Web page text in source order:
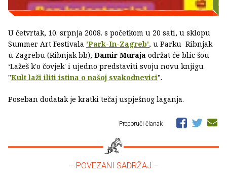
U četvrtak, 10. srpnja 2008. s početkom u 20 sati, u sklopu
Summer Art Festivala 'Park-In-Zagreb', u Parku Ribnjak
u Zagrebu (Ribnjak bb), Damir Muraja održat će blic šou
‘Lažeš k'o čovjek' i ujedno predstaviti svoju novu knjigu
"Kult laži iliti istina o našoj svakodnevici".
Poseban dodatak je kratki tečaj uspješnog laganja.
Preporuči članak
– POVEZANI SADRŽAJ –